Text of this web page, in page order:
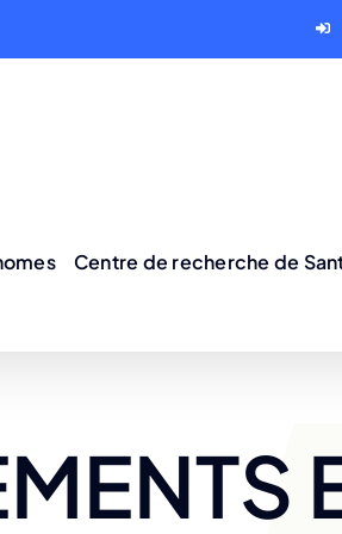
Centre de recherche de